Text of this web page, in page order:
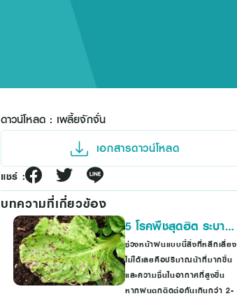
ดาวน์โหลด : เพลี้ยจักจั่น
เอกสารดาวน์โหลด
แชร์ :
บทความที่เกี่ยวข้อง
5 โรคพืชสุดฮิต ระบาด
หน้าฝน
ช่วงหน้าฝนแบบนี้สิ่งที่หลีกเลี่ยง
ไม่ได้เลยคือปริมาณน้าที่มากขึ้น
และความชื้นในอากาศที่สูงขึ้น
หากฝนตกติดต่อกันเกินกว่า 2-